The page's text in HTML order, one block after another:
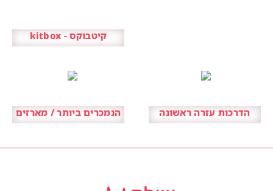
קיטבוקס - kitbox
הדרכות עזרה ראשונה הנמכרים ביותר / מארזים